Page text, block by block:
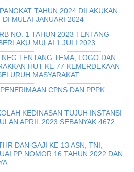
TAHUN 2024 DILAKUKAN
DI MULAI JANUARI 2024
NO. 1 TAHUN 2023 TENTANG
MULAI 1 JULI 2023
TENTANG TEMA, LOGO DAN
HUT KE-77 KEMERDEKAAN
MASYARAKAT
CPNS DAN PPPK
KEDINASAN TUJUH INSTANSI
APRIL 2023 SEBANYAK 4672
DAN GAJI KE-13 ASN, TNI,
PP NOMOR 16 TAHUN 2022 DAN